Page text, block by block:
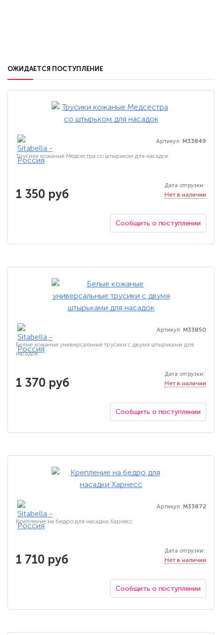
ОЖИДАЕТСЯ ПОСТУПЛЕНИЕ
Артикул: M33849
Трусики кожаные Медсестра со штырьком для насадок
1 350 руб
Дата отгрузки:
Нет в наличии
Сообщить о поступлении
Артикул: M33850
Белые кожаные универсальные трусики с двумя штырьками для
насадок
1 370 руб
Дата отгрузки:
Нет в наличии
Сообщить о поступлении
Артикул: M33872
Крепление на бедро для насадки Харнесс
1 710 руб
Дата отгрузки:
Нет в наличии
Сообщить о поступлении